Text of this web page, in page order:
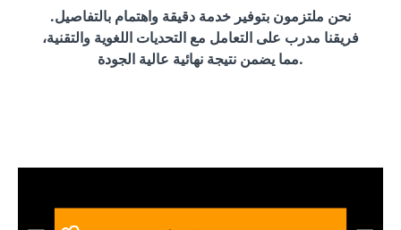
نحن ملتزمون بتوفير خدمة دقيقة واهتمام بالتفاصيل.
فريقنا مدرب على التعامل مع التحديات اللغوية والتقنية،
مما يضمن نتيجة نهائية عالية الجودة.